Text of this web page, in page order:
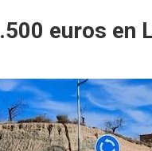
euros en